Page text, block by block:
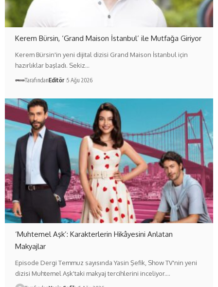
Kerem Bürsin, ‘Grand Maison İstanbul’ ile Mutfağa Giriyor
Kerem Bürsin'in yeni dijital dizisi Grand Maison İstanbul için
hazırlıklar başladı. Sekiz…
TarafındanEditör 5 Ağu 2026
‘Muhtemel Aşk’: Karakterlerin Hikâyesini Anlatan
Makyajlar
Episode Dergi Temmuz sayısında Yasin Şefik, Show TV'nin yeni
dizisi Muhtemel Aşk'taki makyaj tercihlerini inceliyor.…